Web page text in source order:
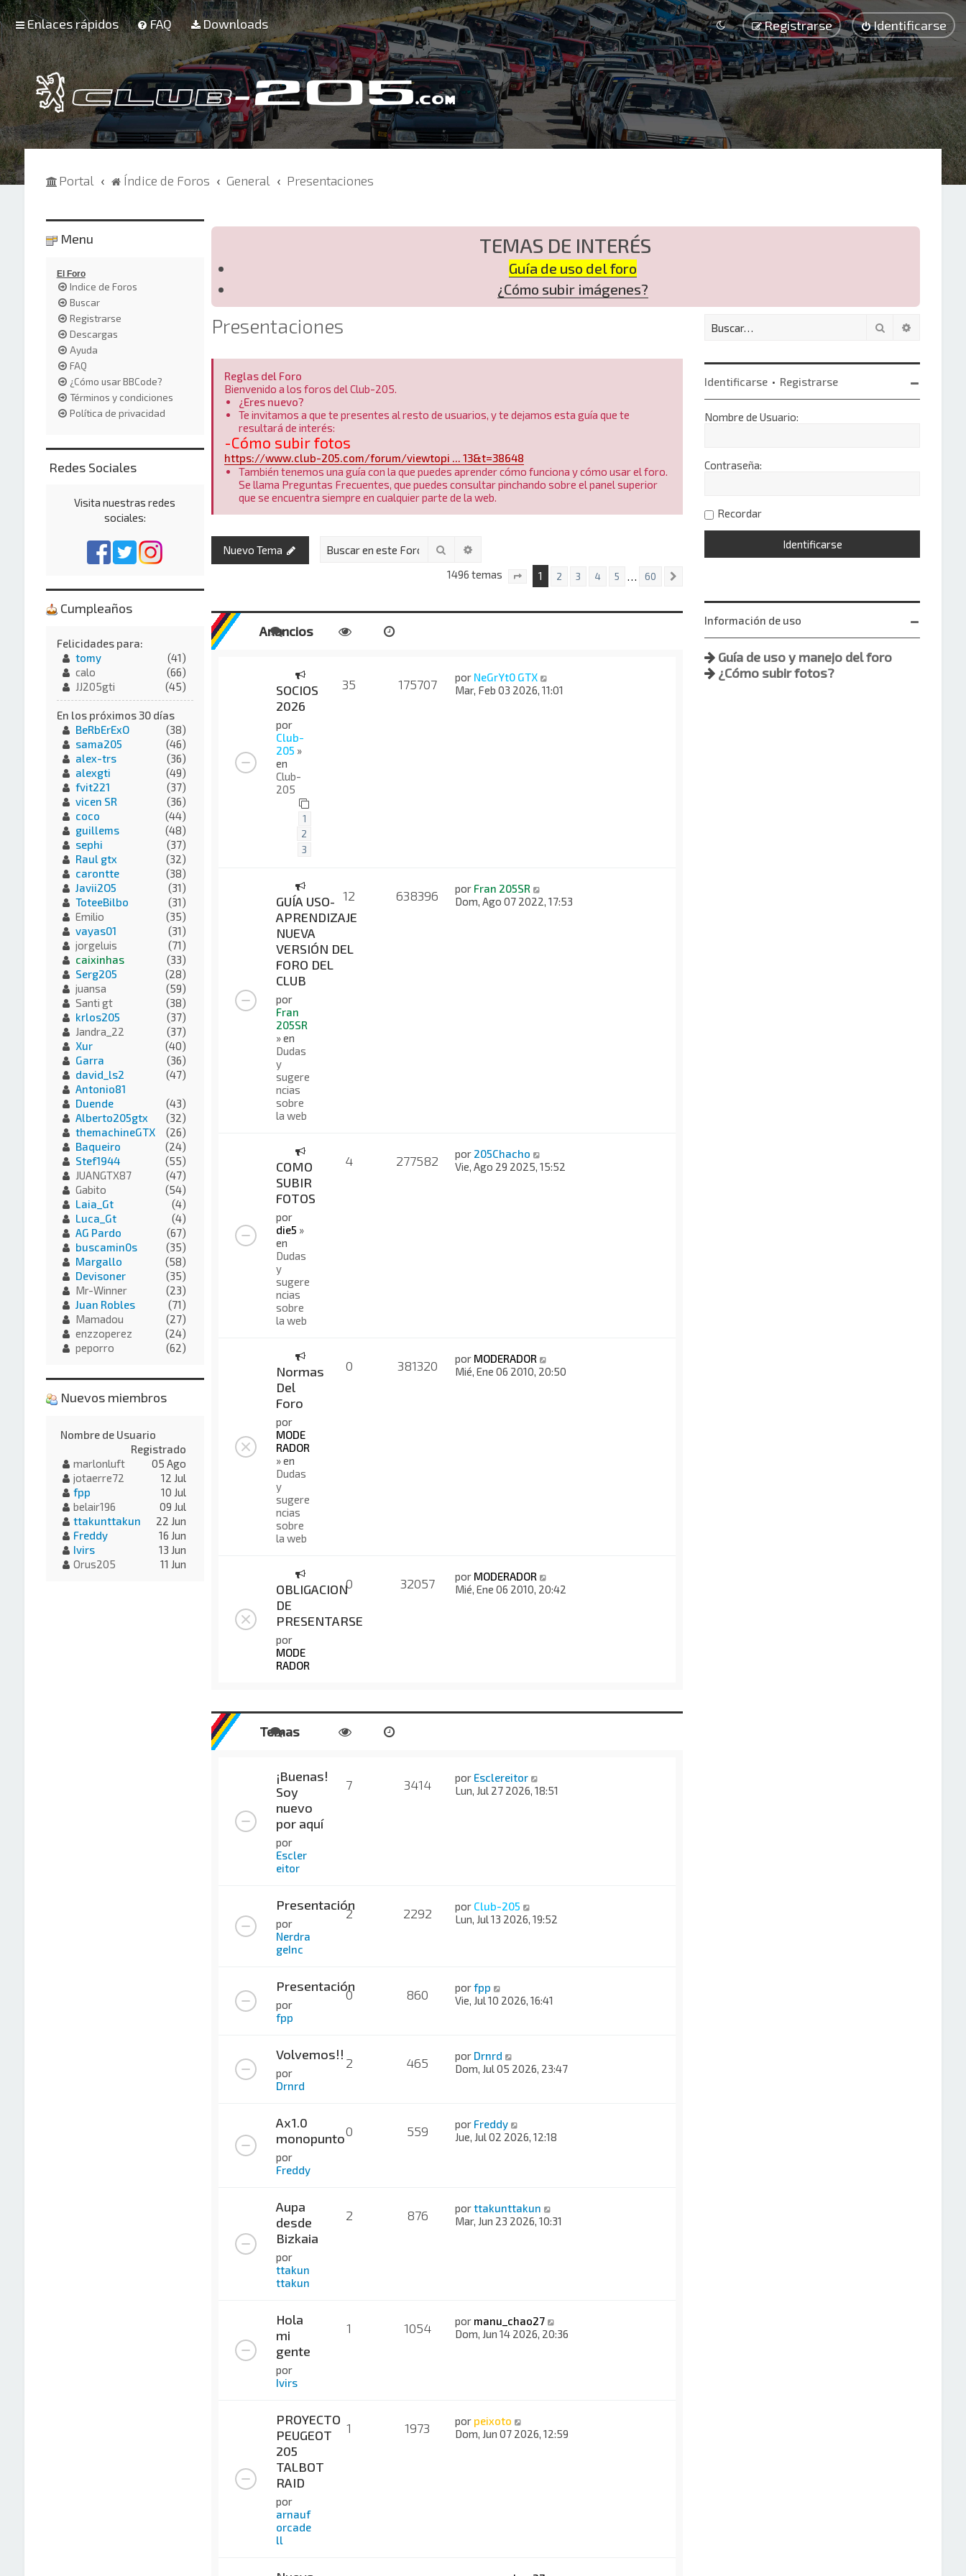
Enlaces rápidos FAQ Downloads Identificarse
Registrarse
Portal Índice de Foros General Presentaciones
TEMAS DE INTERÉS
Guía de uso del foro
¿Cómo subir imágenes?
Presentaciones
Reglas del Foro
Bienvenido a los foros del Club-205.
¿Eres nuevo?
Te invitamos a que te presentes al resto de usuarios, y te dejamos esta guía que te
resultará de interés:
-Cómo subir fotos
https://www.club-205.com/forum/viewtopi ... 13&t=38648
También tenemos una guía con la que puedes aprender cómo funciona y cómo usar el foro.
Se llama Preguntas Frecuentes, que puedes consultar pinchando sobre el panel superior
que se encuentra siempre en cualquier parte de la web.
Nuevo Tema Buscar
1496 temas Página1 de60
1 2 3 4 5 60
Anuncios
SOCIOS
2026
por
Club-
205 »
en
Club-
205
1
2
3
35 175707 por NeGrYt0 GTX
Mar, Feb 03 2026, 11:01
GUÍA USO-
APRENDIZAJE
NUEVA
VERSIÓN DEL
FORO DEL
CLUB
por
Fran
205SR
» en
Dudas
y
sugere
ncias
sobre
la web
12 638396 por Fran 205SR
Dom, Ago 07 2022, 17:53
COMO
SUBIR
FOTOS
por
die5 »
en
Dudas
y
sugere
ncias
sobre
la web
4 277582 por 205Chacho
Vie, Ago 29 2025, 15:52
Normas
Del
Foro
por
MODE
RADOR
» en
Dudas
y
sugere
ncias
sobre
la web
0 381320 por MODERADOR
Mié, Ene 06 2010, 20:50
OBLIGACION
DE
PRESENTARSE
por
MODE
RADOR
0 32057 por MODERADOR
Mié, Ene 06 2010, 20:42
Temas
¡Buenas!
Soy
nuevo
por aquí
por
Escler
eitor
7 3414 por Esclereitor
Lun, Jul 27 2026, 18:51
Presentación
por
Nerdra
geInc
2 2292 por Club-205
Lun, Jul 13 2026, 19:52
Presentación
por
fpp
0 860 porfpp
Vie, Jul 10 2026, 16:41
Volvemos!!
por
Drnrd
2 465 por Drnrd
Dom, Jul 05 2026, 23:47
Ax1.0
monopunto
por
Freddy
0 559 por Freddy
Jue, Jul 02 2026, 12:18
Aupa
desde
Bizkaia
por
ttakun
ttakun
2 876 porttakunttakun
Mar, Jun 23 2026, 10:31
Hola
mi
gente
por
Ivirs
1 1054 por manu_chao27
Dom, Jun 14 2026, 20:36
PROYECTO
PEUGEOT
205
TALBOT
RAID
por
arnauf
orcade
ll
1 1973 por peixoto
Dom, Jun 07 2026, 12:59
Buscar
Identificarse • Registrarse
Nombre de Usuario:
Contraseña:
Recordar
Información de uso
Guía de uso y manejo del foro
¿Cómo subir fotos?
Menu
El Foro
Indice de Foros
Buscar
Registrarse
Descargas
Ayuda
FAQ
¿Cómo usar BBCode?
Términos y condiciones
Política de privacidad
Redes Sociales
Visita nuestras redes
sociales:
Cumpleaños
Felicidades para:
tomy
(41)
calo
(66)
JJ205gti
(45)
En los próximos 30 días
BeRbErExO
(38)
sama205
(46)
alex-trs
(36)
alexgti
(49)
fvit221
(37)
vicen SR
(36)
coco
(44)
guillems
(48)
sephi
(37)
Raul gtx
(32)
carontte
(38)
Javii2O5
(31)
ToteeBilbo
(31)
Emilio
(35)
vayas01
(31)
jorgeluis
(71)
caixinhas
(33)
Serg205
(28)
juansa
(59)
Santi gt
(38)
krlos205
(37)
Jandra_22
(37)
Xur
(40)
Garra
(36)
david_ls2
(47)
Antonio81
Duende
(43)
Alberto205gtx
(32)
themachineGTX
(26)
Baqueiro
(24)
Stef1944
(55)
JUANGTX87
(47)
Gabito
(54)
Laia_Gt
(4)
Luca_Gt
(4)
AG Pardo
(67)
buscamin0s
(35)
Margallo
(58)
Devisoner
(35)
Mr-Winner
(23)
Juan Robles
(71)
Mamadou
(27)
enzzoperez
(24)
peporro
(62)
Nuevos miembros
Nombre de Usuario
Registrado
marlonluft
05 Ago
jotaerre72
12 Jul
fpp
10 Jul
belair196
09 Jul
ttakunttakun
22 Jun
Freddy
16 Jun
Ivirs
13 Jun
Orus205
11 Jun